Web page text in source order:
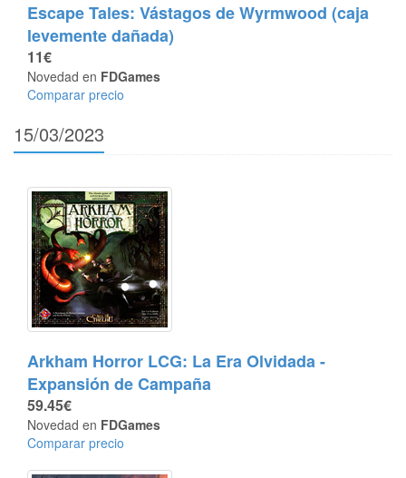
Escape Tales: Vástagos de Wyrmwood (caja
levemente dañada)
11€
Novedad en FDGames
Comparar precio
15/03/2023
Arkham Horror LCG: La Era Olvidada -
Expansión de Campaña
59.45€
Novedad en FDGames
Comparar precio